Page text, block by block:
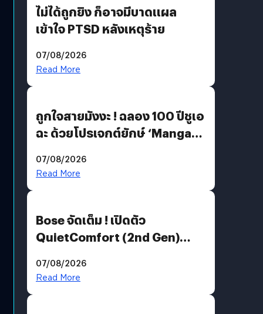
ไม่ได้ถูกยิง ก็อาจมีบาดแผล
เข้าใจ PTSD หลังเหตุร้าย
07/08/2026
Read More
ถูกใจสายมังงะ ! ฉลอง 100 ปีชูเอ
ฉะ ด้วยโปรเจกต์ยักษ์ ‘Manga
มีภาษาไทยด้วย
07/08/2026
Read More
Bose จัดเต็ม ! เปิดตัว
QuietComfort (2nd Gen)
07/08/2026
Read More